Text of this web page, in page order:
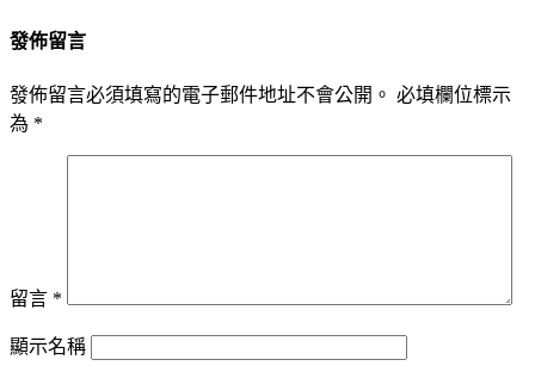
發佈留言
發佈留言必須填寫的電子郵件地址不會公開。 必填欄位標示
為 *
留言 *
顯示名稱